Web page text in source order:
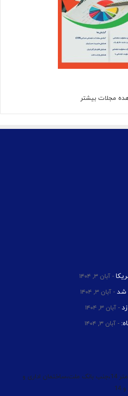
مجلات بیشتر
آبان ۳, ۱۴۰۴
شد آبان ۳, ۱۴۰۴
آبان ۳, ۱۴۰۴
آبان ۳, ۱۴۰۴
تهران،بزرگراه شهید لشگری،کیلومتر 14،جنب بانک ملت،ساختمان اداری و